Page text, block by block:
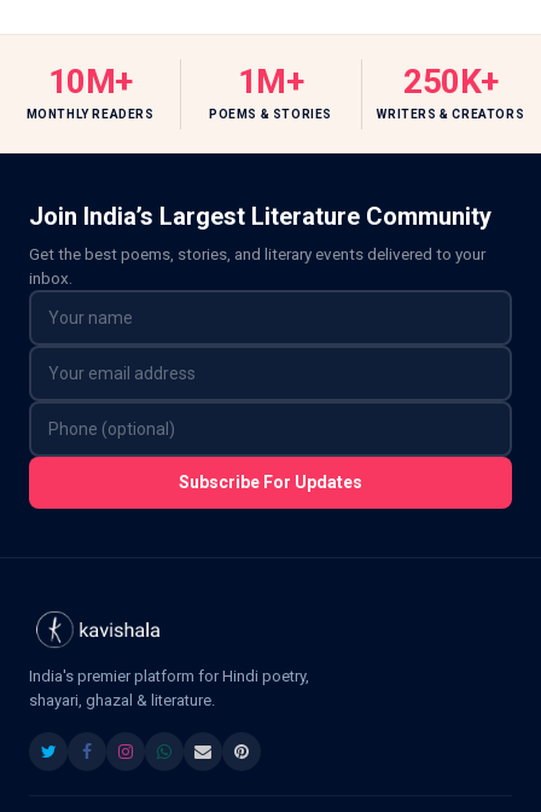
10M+
MONTHLY READERS
1M+
POEMS & STORIES
250K+
WRITERS & CREATORS
Join India’s Largest Literature Community
Get the best poems, stories, and literary events delivered to your
inbox.
Subscribe For Updates
India's premier platform for Hindi poetry,
shayari, ghazal & literature.